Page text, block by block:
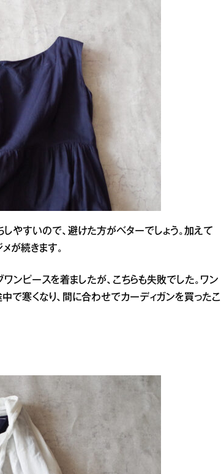
やすいので、避けた方がベターでしょう。加えて
が続きます。
ンピースを着ましたが、こちらも失敗でした。ワン
で寒くなり、間に合わせでカーディガンを買ったこ